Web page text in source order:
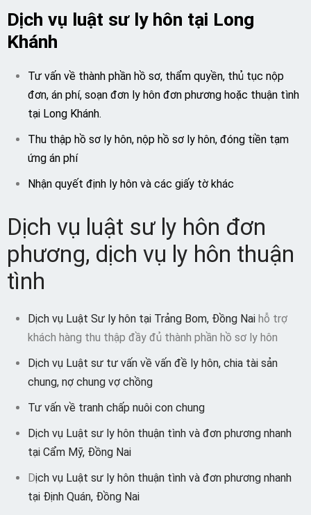
Dịch vụ luật sư ly hôn tại Long
Khánh
Tư vấn về thành phần hồ sơ, thẩm quyền, thủ tục nộp
đơn, án phí, soạn đơn ly hôn đơn phương hoặc thuận tình
tại Long Khánh.
Thu thập hồ sơ ly hôn, nộp hồ sơ ly hôn, đóng tiền tạm
ứng án phí
Nhận quyết định ly hôn và các giấy tờ khác
Dịch vụ luật sư ly hôn đơn
phương, dịch vụ ly hôn thuận
tình
Dịch vụ Luật Sư ly hôn tại Trảng Bom, Đồng Nai hỗ trợ
khách hàng thu thập đầy đủ thành phần hồ sơ ly hôn
Dịch vụ Luật sư tư vấn về vấn đề ly hôn, chia tài sản
chung, nợ chung vợ chồng
Tư vấn về tranh chấp nuôi con chung
Dịch vụ Luật sư ly hôn thuận tình và đơn phương nhanh
tại Cẩm Mỹ, Đồng Nai
Dịch vụ Luật sư ly hôn thuận tình và đơn phương nhanh
tại Định Quán, Đồng Nai